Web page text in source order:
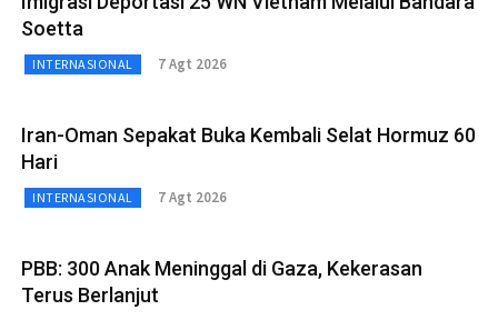
Soetta
INTERNASIONAL 7 Agt 2026
Iran-Oman Sepakat Buka Kembali Selat Hormuz 60
Hari
INTERNASIONAL 7 Agt 2026
PBB: 300 Anak Meninggal di Gaza, Kekerasan
Terus Berlanjut